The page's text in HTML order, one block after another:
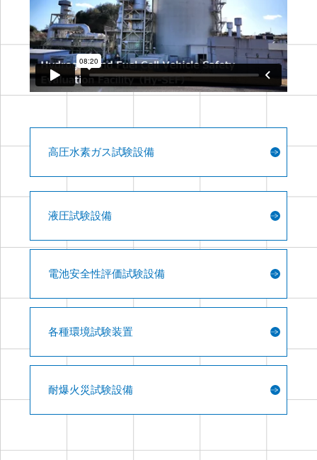
高圧水素ガス試験設備
液圧試験設備
電池安全性評価試験設備
各種環境試験装置
耐爆火災試験設備